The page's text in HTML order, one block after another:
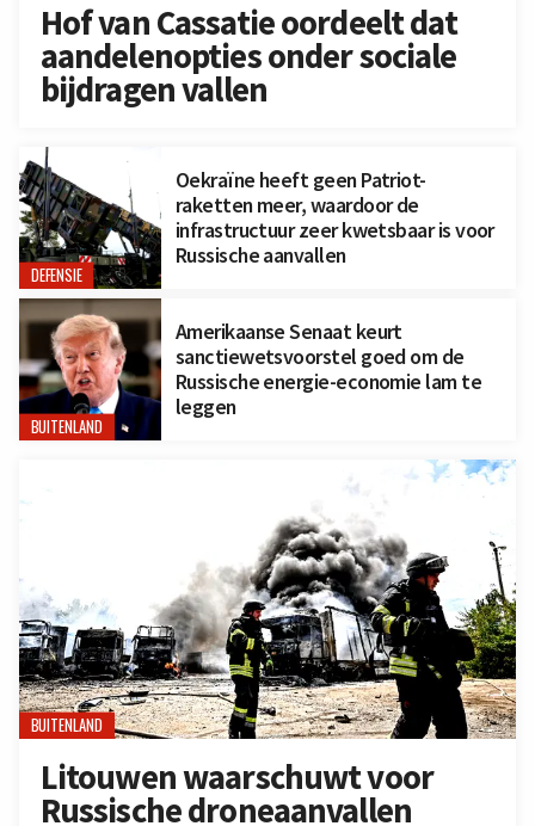
Hof van Cassatie oordeelt dat
aandelenopties onder sociale
bijdragen vallen
DEFENSIE
Oekraïne heeft geen Patriot-
raketten meer, waardoor de
infrastructuur zeer kwetsbaar is voor
Russische aanvallen
BUITENLAND
Amerikaanse Senaat keurt
sanctiewetsvoorstel goed om de
Russische energie-economie lam te
leggen
BUITENLAND
Litouwen waarschuwt voor
Russische droneaanvallen